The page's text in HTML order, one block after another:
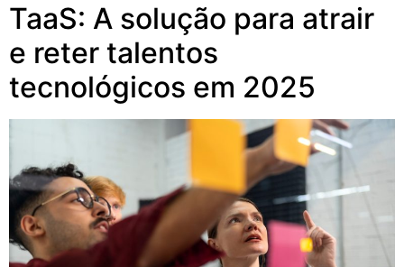
TaaS: A solução para atrair
e reter talentos
tecnológicos em 2025